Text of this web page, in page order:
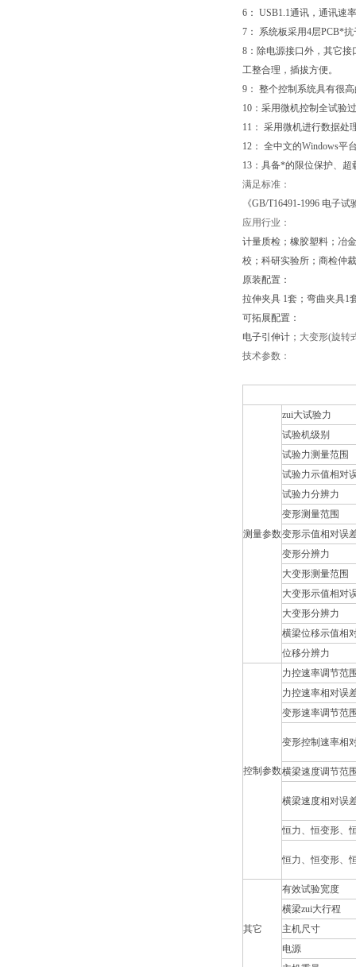
6： USB1.1通讯，通讯速
7： 系统板采用4层PCB*
8：除电源接口外，其它
工整合理，插拔方便。
9： 整个控制系统具有很
10：采用微机控制全试验
11： 采用微机进行数据处
12： 全中文的Windows平
13：具备*的限位保护、
满足标准：
《GB/T16491-1996 电子试
应用行业：
计量质检；橡胶塑料；冶
校；科研实验所；商检仲
原装配置：
拉伸夹具 1套；弯曲夹
可拓展配置：
电子引伸计； 大变形(旋转
技术参数：
测量参数
zui大试验力
试验机级别
试验力测量范围
试验力示值相对
试验力分辨力
变形测量范围
变形示值相对误
变形分辨力
大变形测量范围
大变形示值相对
大变形分辨力
横梁位移示值相
位移分辨力
控制参数
力控速率调节范
力控速率相对误
变形速率调节范
变形控制速率相
横梁速度调节范
横梁速度相对误
恒力、恒变形、
恒力、恒变形、
其它
有效试验宽度
横梁zui大行程
主机尺寸
电源